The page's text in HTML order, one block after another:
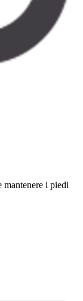
mantenere i piedi